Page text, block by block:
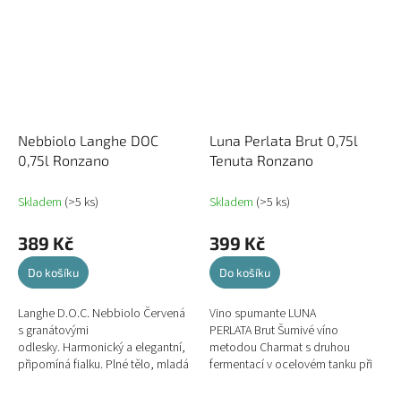
Nebbiolo Langhe DOC
0,75l Ronzano
Skladem (>5 ks)
389 Kč
Do košíku
Langhe D.O.C. Nebbiolo Červená
s granátovými
odlesky. Harmonický a elegantní,
připomíná fialku. Plné tělo, mladá
Luna Perlata Brut 0,75l
Tenuta Ronzano
Skladem (>5 ks)
399 Kč
Do košíku
Vino spumante LUNA
PERLATA Brut Šumivé víno
metodou Charmat s druhou
fermentací v ocelovém tanku při